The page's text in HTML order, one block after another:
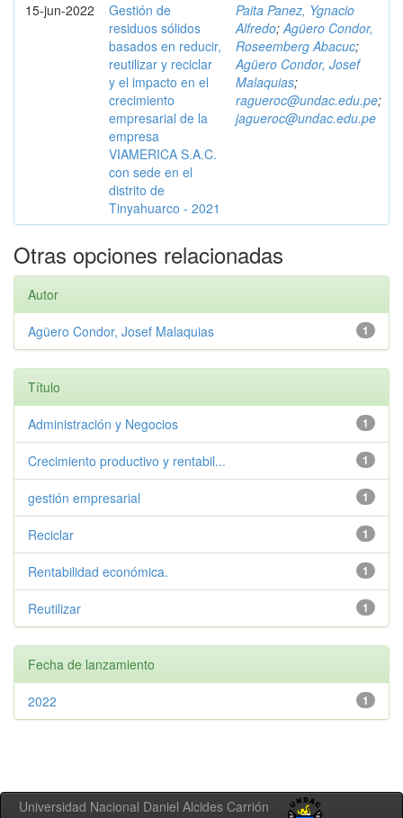
15-jun-2022
Gestión de
residuos sólidos
basados en reducir,
reutilizar y reciclar
y el impacto en el
crecimiento
empresarial de la
empresa
VIAMERICA S.A.C.
con sede en el
distrito de
Tinyahuarco - 2021
Paita Panez, Ygnacio
Alfredo;Agüero Condor,
Roseemberg Abacuc;
Agüero Condor, Josef
Malaquias;
ragueroc@undac.edu.pe;
jagueroc@undac.edu.pe
Otras opciones relacionadas
Autor
1
Agüero Condor, Josef Malaquias
Título
1
Administración y Negocios
1
Crecimiento productivo y rentabil...
1
gestión empresarial
1
Reciclar
1
Rentabilidad económica.
1
Reutilizar
Fecha de lanzamiento
1
2022
Universidad Nacional Daniel Alcides Carrión